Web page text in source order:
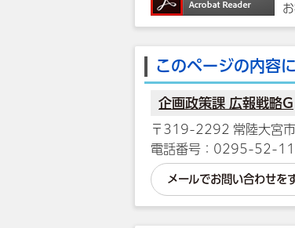
このページの内容
企画政策課 広報戦略G
〒319-2292 常陸大宮
電話番号：0295-52-
メールでお問い合わせを